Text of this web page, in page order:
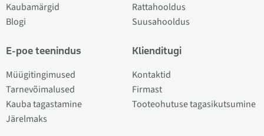
Kaubamärgid
Blogi
E-poe teenindus
Müügitingimused
Tarnevõimalused
Kauba tagastamine
Järelmaks
Rattahooldus
Suusahooldus
Klienditugi
Kontaktid
Firmast
Tooteohutuse tagasikutsumine